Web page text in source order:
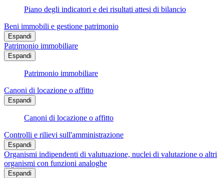
Piano degli indicatori e dei risultati attesi di bilancio
Beni immobili e gestione patrimonio
Espandi
Patrimonio immobiliare
Espandi
Patrimonio immobiliare
Canoni di locazione o affitto
Espandi
Canoni di locazione o affitto
Controlli e rilievi sull'amministrazione
Espandi
Organismi indipendenti di valutuazione, nuclei di valutazione o altri
organismi con funzioni analoghe
Espandi